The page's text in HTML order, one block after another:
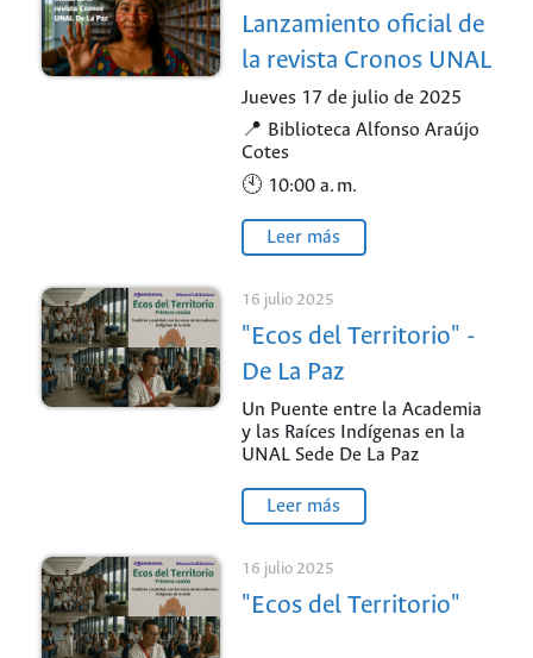
Lanzamiento oficial de
la revista Cronos UNAL
De La Paz
Jueves 17 de julio de 2025
📍 Biblioteca Alfonso Araújo
Cotes
🕙 10:00 a. m.
Leer más
16 julio 2025
"Ecos del Territorio" -
De La Paz
Un Puente entre la Academia
y las Raíces Indígenas en la
UNAL Sede De La Paz
Leer más
16 julio 2025
"Ecos del Territorio"